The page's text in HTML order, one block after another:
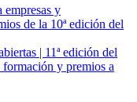
empresas y
de la 10ª edición del